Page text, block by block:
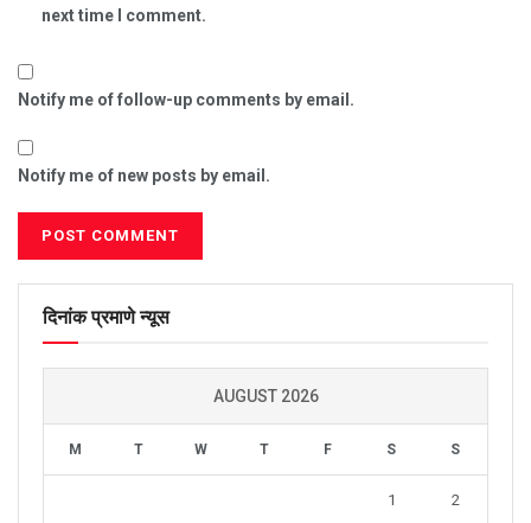
next time I comment.
Notify me of follow-up comments by email.
Notify me of new posts by email.
दिनांक प्रमाणे न्यूस
AUGUST 2026
M T W T F S S
1 2